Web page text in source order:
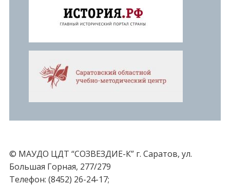
© МАУДО ЦДТ “СОЗВЕЗДИЕ-К” г. Саратов, ул.
Большая Горная, 277/279
Телефон: (8452) 26-24-17;